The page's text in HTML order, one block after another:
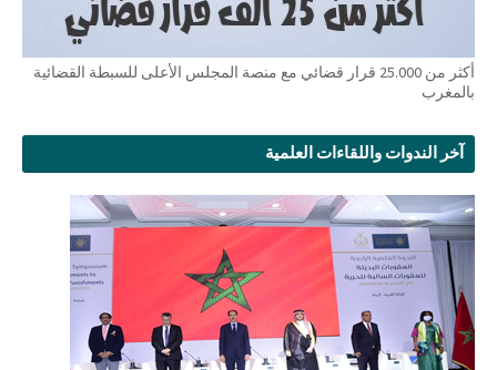
أكثر من 25.000 قرار قضائي مع منصة المجلس الأعلى للسبطة القضائية
بالمغرب
آخر الندوات واللقاءات العلمية